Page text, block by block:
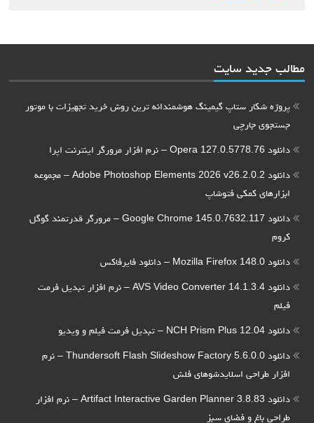
مطالب جدید سایت
پروژه شکار ستاپ گیمینگ هوشمندانه ترین روش خرید تجهیزات با موتور
جستجوی جارچی
دانلود Opera 127.0.5778.76 – نرم افزار مرورگر اینترنت اپرا
دانلود Adobe Photoshop Elements 2026 v26.2.0.2 – مجموعه
ابزارهای کمکی فتوشاپ
دانلود Google Chrome 145.0.7632.117 – مرورگر قدرتمند گوگل
کروم
دانلود Mozilla Firefox 148.0 – دانلود فایرفاکس
دانلود AVS Video Converter 14.1.3.4 – نرم افزار تبدیل فرمت
فیلم
دانلود NCH Prism Plus 12.04 – تبدیل فرمت فیلم و ویدیو
دانلود Thundersoft Flash Slideshow Factory 5.6.0.0 – نرم
افزار طراحی اسلایدشوهای فلش
دانلود Artifact Interactive Garden Planner 3.8.83 – نرم افزار
طراحی باغ و فضای سبز